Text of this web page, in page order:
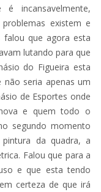
incansavelmente,
existem e
falou que agora esta
lutando para que
do Figueira esta
seria apenas um
de Esportes onde
e quem todo o
segundo momento
da quadra, a
Falou que para a
e que esta tendo
certeza de que irá